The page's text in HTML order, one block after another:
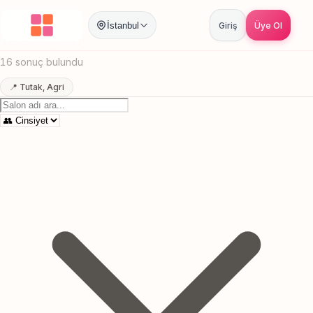
İstanbul Giriş Üye Ol
Anasayfa / Agri Tutak Hydrafacial
Tutak, Agri Hydrafacial
16 sonuç bulundu
📍 Tutak, Agri
Canlı sonuçlar Online randevu